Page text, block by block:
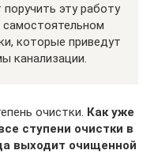
эту работу
самостоятельном
которые приведут
канализации.
очистки. Как уже
ступени очистки в
выходит очищенной